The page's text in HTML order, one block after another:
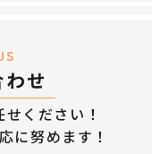
せ
ください！
に努めます！